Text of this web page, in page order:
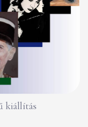
kiállítás